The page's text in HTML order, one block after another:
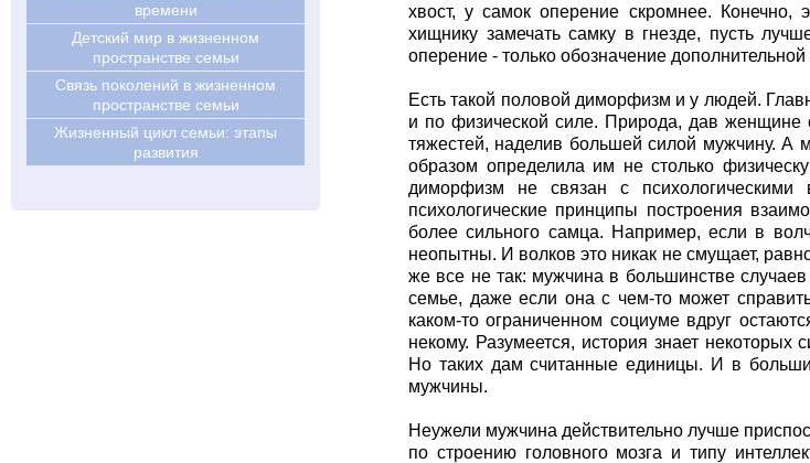
хвост, у самок оперение скромнее.
хищнику замечать самку в гнезде, пусть
оперение - только обозначение
Есть такой половой диморфизм и у людей.
и по физической силе. Природа, дав женщине
тяжестей, наделив большей силой мужчину. А
образом определила им не столько
диморфизм не связан с
психологические принципы построения
более сильного самца. Например, если в
неопытны. И волков это никак не смущает,
же все не так: мужчина в большинстве
семье, даже если она с чем-то может
каком-то ограниченном социуме вдруг
некому. Разумеется, история знает
Но таких дам считанные единицы. И в
мужчины.
Неужели мужчина действительно лучше
по строению головного мозга и типу
времени
Детский мир в жизненном
пространстве семьи
Связь поколений в жизненном
пространстве семьи
Жизненный цикл семьи: этапы
развития